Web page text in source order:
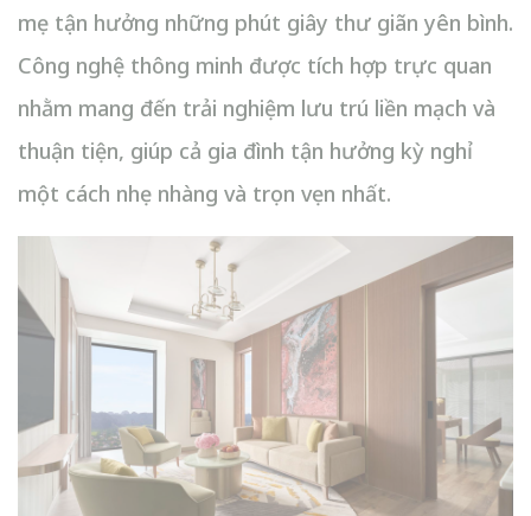
mẹ tận hưởng những phút giây thư giãn yên bình.
Công nghệ thông minh được tích hợp trực quan
nhằm mang đến trải nghiệm lưu trú liền mạch và
thuận tiện, giúp cả gia đình tận hưởng kỳ nghỉ
một cách nhẹ nhàng và trọn vẹn nhất.